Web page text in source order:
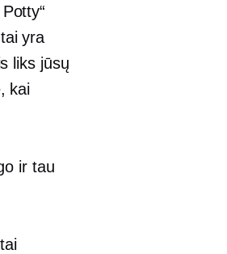
yra
liks jūsų
kai
ir tau